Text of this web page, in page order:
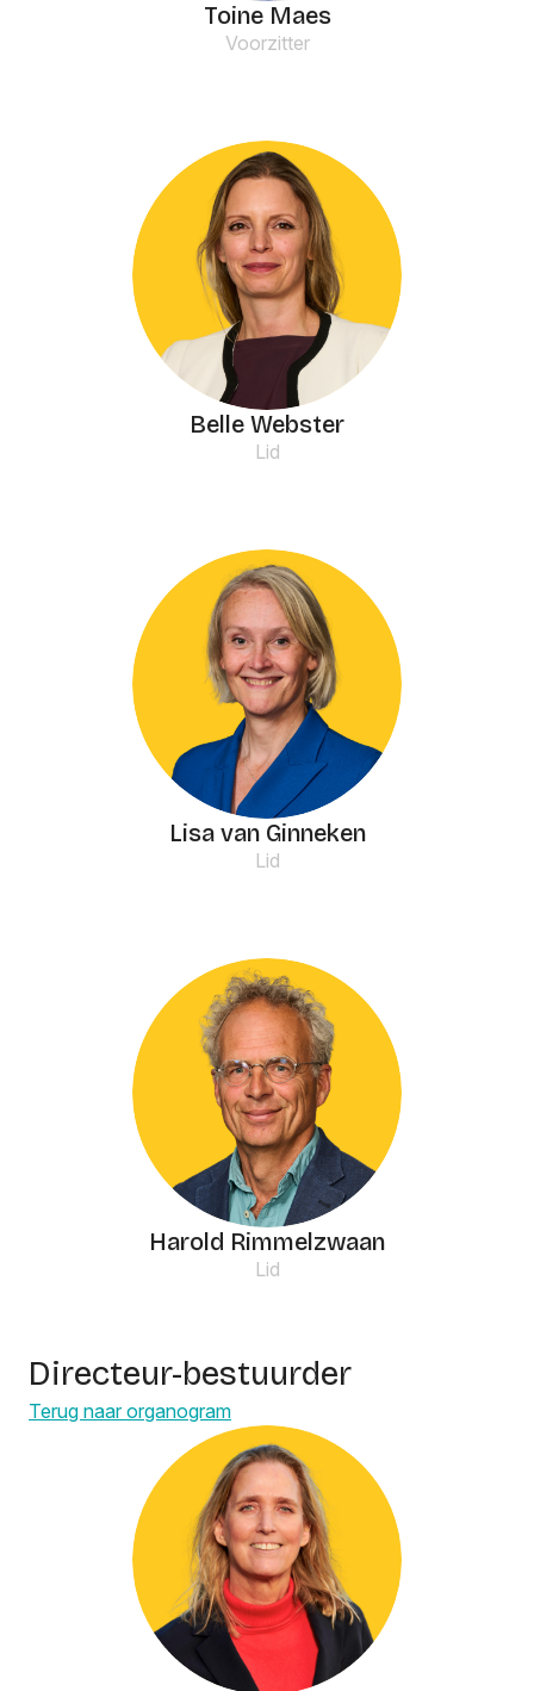
Toine Maes
Voorzitter
Belle Webster
Lid
Lisa van Ginneken
Lid
Harold Rimmelzwaan
Lid
Directeur-bestuurder
Terug naar organogram